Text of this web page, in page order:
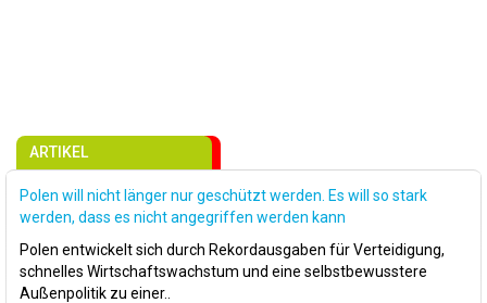
ARTIKEL
Polen will nicht länger nur geschützt werden. Es will so stark
werden, dass es nicht angegriffen werden kann
Polen entwickelt sich durch Rekordausgaben für Verteidigung,
schnelles Wirtschaftswachstum und eine selbstbewusstere
Außenpolitik zu einer..